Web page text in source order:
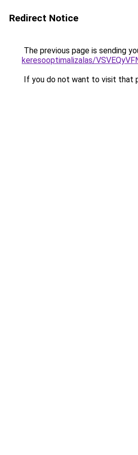
Redirect Notice
The previous page is sending
keresooptimalizalas/
If you do not want to visit that